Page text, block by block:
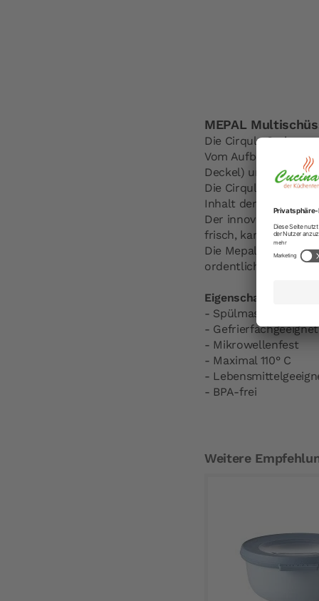
MEPAL
Die Cirqula Serie
Vom Aufbewahren
Deckel) und dem
Die Cirqula besteht
Inhalt der Schüssel.
Der innovative
frisch, kann perfekt
Die Mepal Cirqula
ordentlich
Eigenschaften:
- Spülmaschinenfest
- Gefrierfachgeeignet
- Mikrowellenfest
- Maximal 110° C
-
- BPA-frei
Weitere